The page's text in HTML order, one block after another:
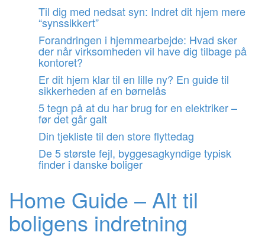
Til dig med nedsat syn: Indret dit hjem mere
“synssikkert”
Forandringen i hjemmearbejde: Hvad sker
der når virksomheden vil have dig tilbage på
kontoret?
Er dit hjem klar til en lille ny? En guide til
sikkerheden af en børnelås
5 tegn på at du har brug for en elektriker –
før det går galt
Din tjekliste til den store flyttedag
De 5 største fejl, byggesagkyndige typisk
finder i danske boliger
Home Guide – Alt til
boligens indretning